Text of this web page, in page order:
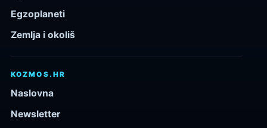
Egzoplaneti
Zemlja i okoliš
KOZMOS.HR
Naslovna
Newsletter